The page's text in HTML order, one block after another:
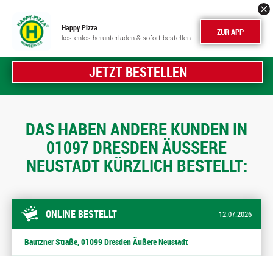
Happy Pizza
kostenlos herunterladen & sofort bestellen ZUR APP
JETZT BESTELLEN
DAS HABEN ANDERE KUNDEN IN
01097 DRESDEN ÄUSSERE N
EUSTADT KÜRZLICH BESTELLT:
ONLINE BESTELLT 12.07.2026
Bautzner Straße, 01099 Dresden Äußere Neustadt